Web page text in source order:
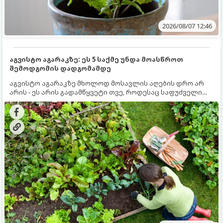
2026/08/07 12:46
აგვისტო აგარაკზე: ეს 5 საქმე უნდა მოასწროთ
შემოდგომის დადგომამდე
აგვისტო აგარაკზე მხოლოდ მოსავლის აღების დრო არ
არის - ეს არის გადამწყვეტი თვე, როდესაც საფუძველი
ეყრება მომავალი წლის მოსავალს და ბაღი მზადდება
შემოდგომა-ზამთრის სეზონისთვის. იმისათვის, რომ
ნიადაგმა ენერგია აღიდგინოს, ხოლო მცენარეებმა
ზამთარს გაუძლონ, აგვისტოს ბოლომდე 5
მნიშვნელოვანი საქმის გაკეთება უნდა მოასწროთ: